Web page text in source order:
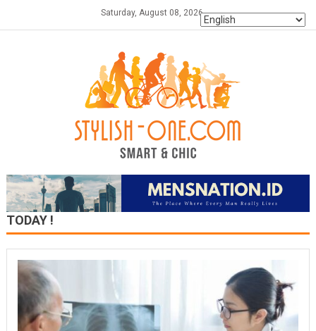
Saturday, August 08, 2026
TODAY !